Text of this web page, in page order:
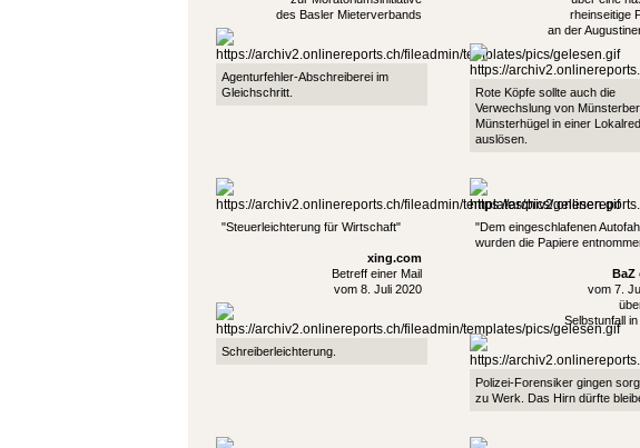
des Basler Mieterverbands
Agenturfehler-Abschreiberei im
Gleichschritt.
rheinseitige
an der
Rote Köpfe sollte auch die
Verwechslung von
Münsterhügel in einer
auslösen.
"Steuerleichterung für Wirtschaft"
xing.com
Betreff einer Mail
vom 8. Juli 2020
Schreiberleichterung.
"Dem eingeschlafenen
wurden die Papiere
BaZ
vom 7.
Selbstunfall
Polizei-Forensiker gingen
zu Werk. Das Hirn dürfte